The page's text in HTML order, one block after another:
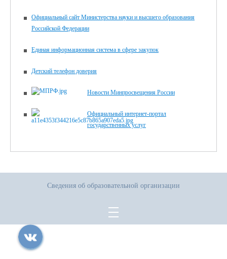
Официальный сайт Министерства науки и высшего образования
Российской Федерации
Единая информационная система в сфере закупок
Детский телефон доверия
Новости Минпросвещения России
Официальный интернет-портал
государственных услуг
Сведения об образовательной организации